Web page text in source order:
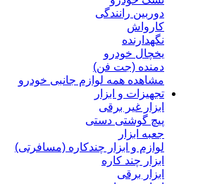
دوربین رانندگی
کارواش
نگهدارنده
یخچال خودرو
دمنده (جت فن)
مشاهده همه لوازم جانبی خودرو
تجهیزات و ابزار
ابزار غیر برقی
پیچ گوشتی دستی
جعبه ابزار
لوازم و ابزار چندکاره (مسافرتی)
ابزار چند کاره
ابزار برقی